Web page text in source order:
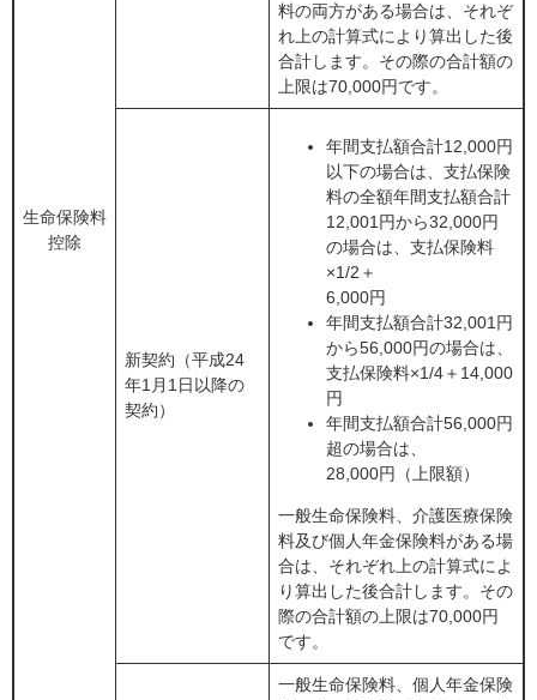
生命保険料
控除
料の両方がある場合は、それぞ
れ上の計算式により算出した後
合計します。その際の合計額の
上限は70,000円です。
新契約（平成24
年1月1日以降の
契約）
年間支払額合計12,000円
以下の場合は、支払保険
料の全額年間支払額合計
12,001円から32,000円
の場合は、支払保険料
×1/2＋
6,000円
年間支払額合計32,001円
から56,000円の場合は、
支払保険料×1/4＋14,000
円
年間支払額合計56,000円
超の場合は、
28,000円（上限額）
一般生命保険料、介護医療保険
料及び個人年金保険料がある場
合は、それぞれ上の計算式によ
り算出した後合計します。その
際の合計額の上限は70,000円
です。
一般生命保険料、個人年金保険